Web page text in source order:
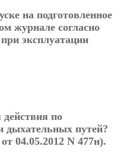
на подготовленное
журнале согласно
эксплуатации
по
дыхательных путей?
04.05.2012 N 477н).